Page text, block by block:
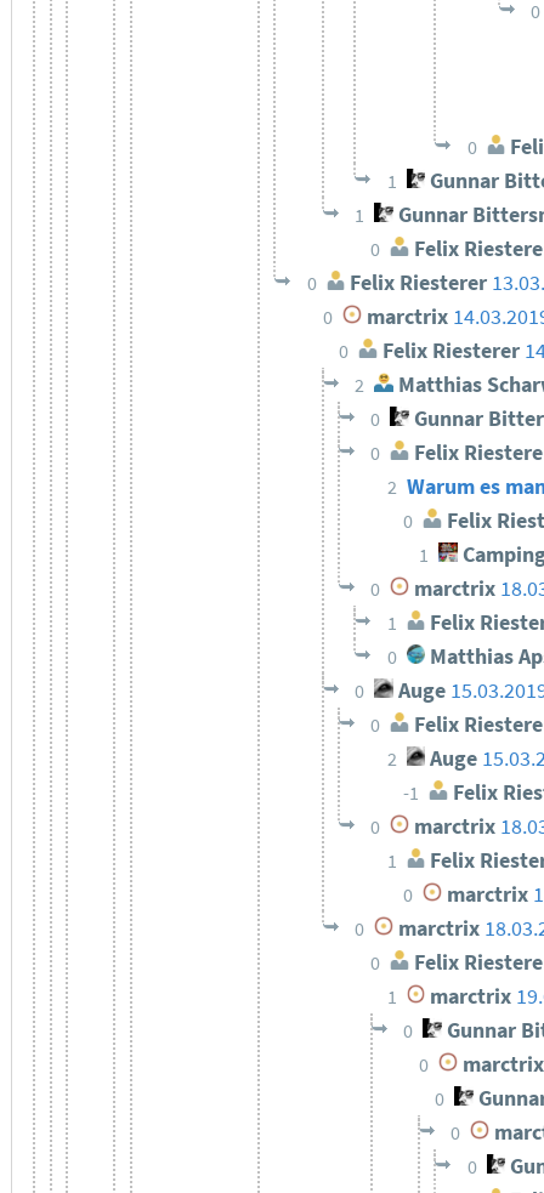
0
0
1 Gunnar
1 Gunnar
0 Felix
0 Felix Riesterer
0 marctrix
0 Felix Riesterer
2 Matthias
0 Gunnar
0 Felix
2 Warum es
0 Felix
1
0 marctrix
1 Felix
0 Matthias
0 Auge
0 Felix
2 Auge
-1 Felix
0 marctrix
1 Felix
0 marctrix
0 marctrix
0 Felix
1 marctrix
0 Gunnar
0 marctrix
0
0
0